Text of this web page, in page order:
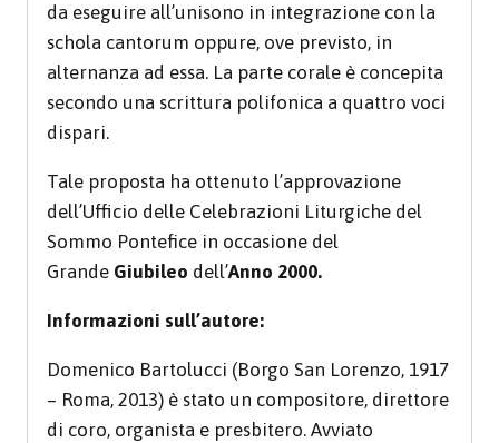
da eseguire all’unisono in integrazione con la
schola cantorum oppure, ove previsto, in
alternanza ad essa. La parte corale è concepita
secondo una scrittura polifonica a quattro voci
dispari.
Tale proposta ha ottenuto l’approvazione
dell’Ufficio delle Celebrazioni Liturgiche del
Sommo Pontefice in occasione del
Grande Giubileo dell’Anno 2000.
Informazioni sull’autore:
Domenico Bartolucci (Borgo San Lorenzo, 1917
– Roma, 2013) è stato un compositore, direttore
di coro, organista e presbitero. Avviato